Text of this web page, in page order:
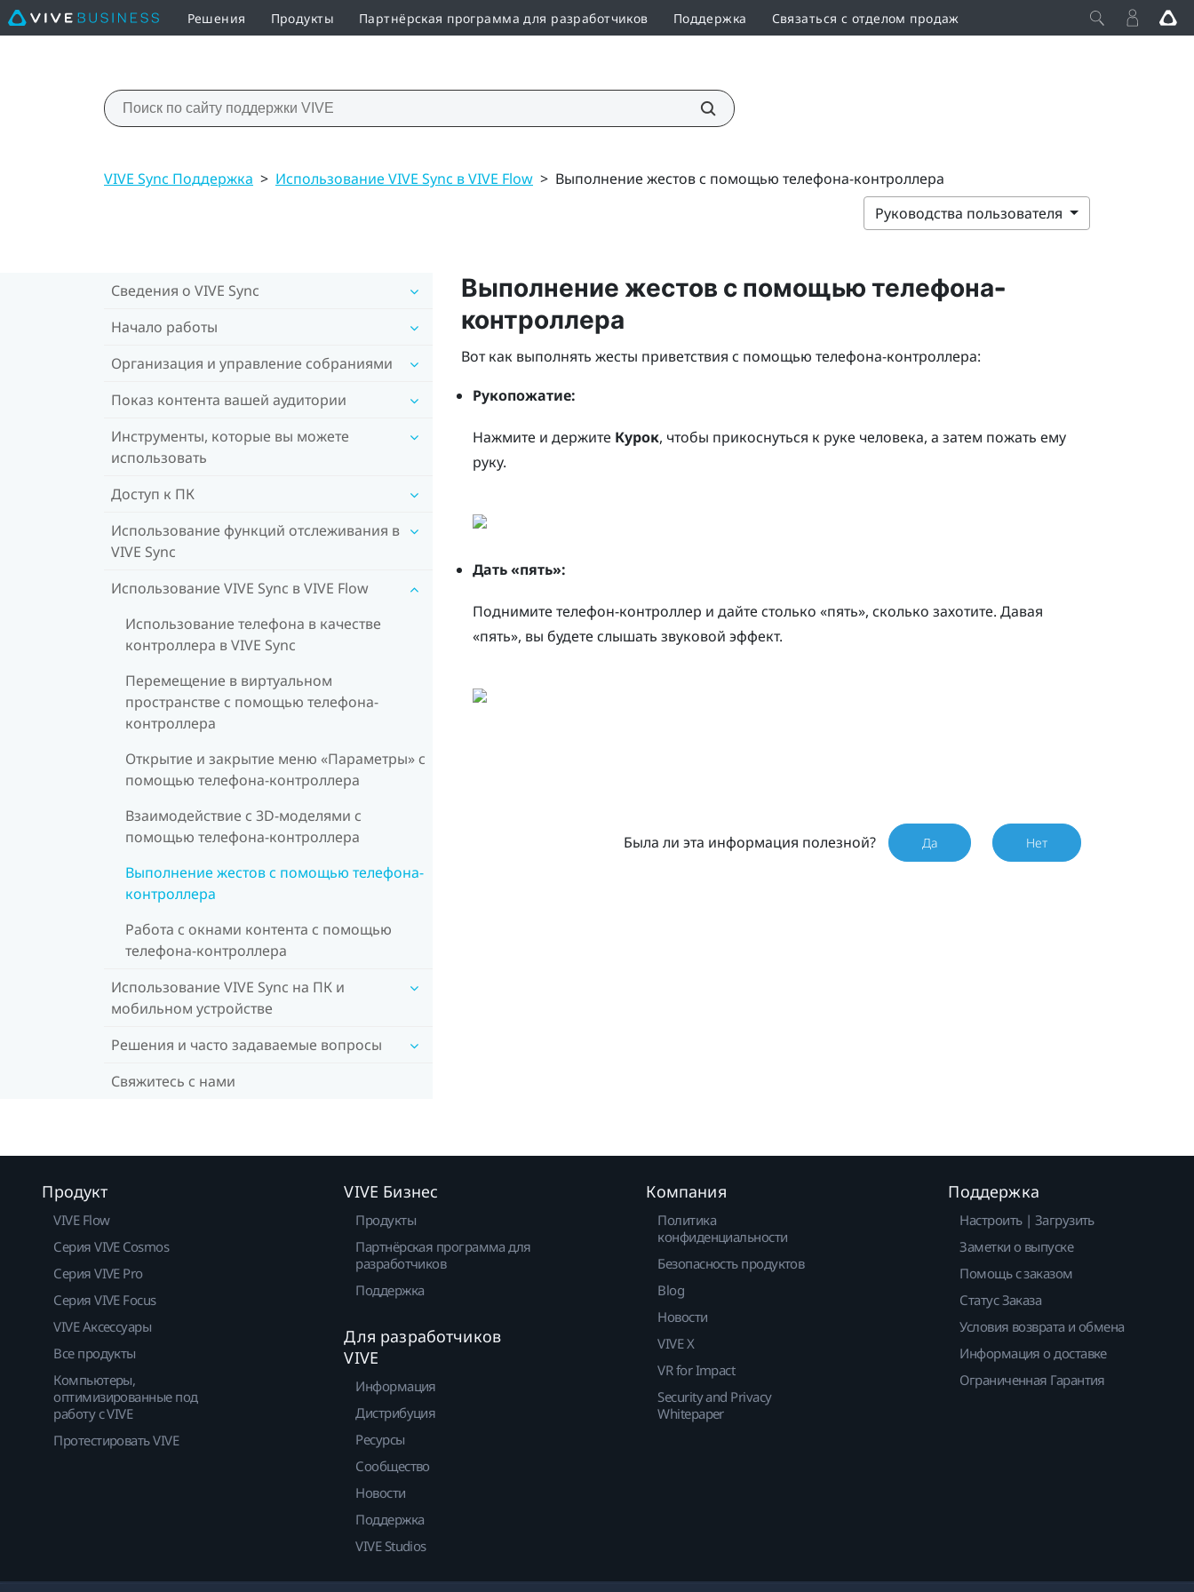
Решения Продукты Партнёрская программа для разработчиков Поддержка Связаться с отделом продаж
VIVE Sync Поддержка > Использование VIVE Sync в VIVE Flow > Выполнение жестов с помощью телефона-контроллера
Руководства пользователя
Сведения о VIVE Sync
Начало работы
Организация и управление собраниями
Показ контента вашей аудитории
Инструменты, которые вы можете
использовать
Доступ к ПК
Использование функций отслеживания в
VIVE Sync
Использование VIVE Sync в VIVE Flow
Использование телефона в качестве
контроллера в VIVE Sync
Перемещение в виртуальном
пространстве с помощью телефона-
контроллера
Открытие и закрытие меню «Параметры» с
помощью телефона-контроллера
Взаимодействие с 3D-моделями с
помощью телефона-контроллера
Выполнение жестов с помощью телефона-
контроллера
Работа с окнами контента с помощью
телефона-контроллера
Использование VIVE Sync на ПК и
мобильном устройстве
Решения и часто задаваемые вопросы
Свяжитесь с нами
Выполнение жестов с помощью телефона-
контроллера
Вот как выполнять жесты приветствия с помощью телефона-контроллера:
Рукопожатие:
Нажмите и держите Курок, чтобы прикоснуться к руке человека, а затем пожать ему
руку.
Дать «пять»:
Поднимите телефон-контроллер и дайте столько «пять», сколько захотите. Давая
«пять», вы будете слышать звуковой эффект.
Была ли эта информация полезной? Да Нет
Продукт
VIVE Flow
Серия VIVE Cosmos
Серия VIVE Pro
Серия VIVE Focus
VIVE Аксессуары
Все продукты
Компьютеры,
оптимизированные под
работу с VIVE
Протестировать VIVE
VIVE Бизнес
Продукты
Партнёрская программа для
разработчиков
Поддержка
Для разработчиков
VIVE
Информация
Дистрибуция
Ресурсы
Сообщество
Новости
Поддержка
VIVE Studios
Компания
Политика
конфиденциальности
Безопасность продуктов
Blog
Новости
VIVE X
VR for Impact
Security and Privacy
Whitepaper
Поддержка
Настроить | Загрузить
Заметки о выпуске
Помощь с заказом
Статус Заказа
Условия возврата и обмена
Информация о доставке
Ограниченная Гарантия